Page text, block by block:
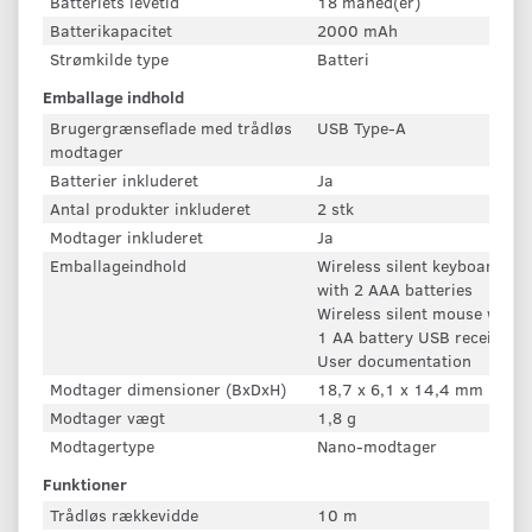
Batterikapacitet
2000 mAh
Strømkilde type
Batteri
Emballage indhold
Brugergrænseflade med trådløs
modtager
USB Type-A
Batterier inkluderet
Ja
Antal produkter inkluderet
2 stk
Modtager inkluderet
Ja
Emballageindhold
Wireless silent keyboard
with 2 AAA batteries
Wireless silent mouse with
1 AA battery USB receiver
User documentation
Modtager dimensioner (BxDxH)
18,7 x 6,1 x 14,4 mm
Modtager vægt
1,8 g
Modtagertype
Nano-modtager
Funktioner
Trådløs rækkevidde
10 m